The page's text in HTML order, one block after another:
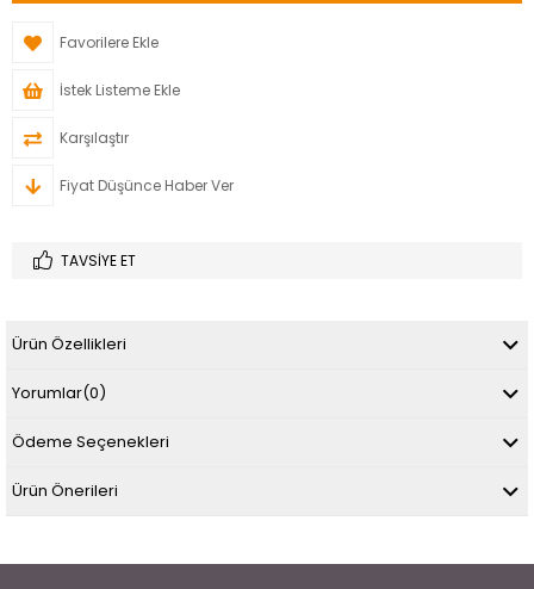
Favorilere Ekle
İstek Listeme Ekle
Karşılaştır
Fiyat Düşünce Haber Ver
TAVSIYE ET
Ürün Özellikleri
Yorumlar(0)
Ödeme Seçenekleri
Ürün Önerileri